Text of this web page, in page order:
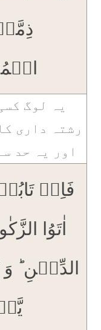
یہ لوگ
رشتہ داری
اور یہ حد
فَاِنۡ
اٰتَوُا
الدِّیۡنِ